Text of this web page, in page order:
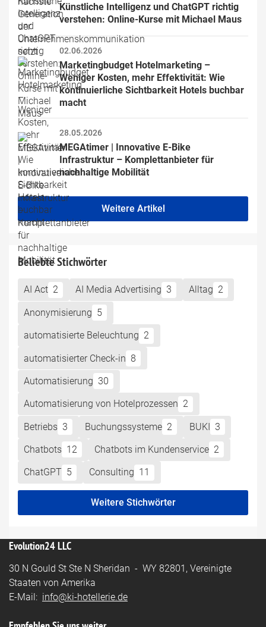
Künstliche Intelligenz und ChatGPT richtig
verstehen: Online-Kurse mit Michael Maus
02.06.2026
Marketingbudget Hotelmarketing –
Weniger Kosten, mehr Effektivität: Wie
kontinuierliche Sichtbarkeit Hotels buchbar
macht
28.05.2026
MEGAtimer | Innovative E-Bike
Infrastruktur – Komplettanbieter für
nachhaltige Mobilität
Weitere Artikel
Beliebte Stichwörter
AI Act 2 AI Media Advertising 3 Alltag 2
Anonymisierung 5
automatisierte Beleuchtung 2
automatisierter Check-in 8
Automatisierung 30
Automatisierung von Hotelprozessen 2
Betriebs 3 Buchungssysteme 2 BUKI 3
Chatbots 12 Chatbots im Kundenservice 2
ChatGPT 5 Consulting 11
Weitere Stichwörter
Evolution24 LLC
30 N Gould St Ste N Sheridan - WY 82801, Vereinigte
Staaten von Amerika
E-Mail: info@ki-hotellerie.de